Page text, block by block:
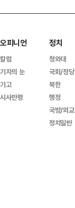
오피니언
칼럼
기자의 눈
기고
시사만평
정치
청와대
국회/정당
북한
행정
국방/외교
정치일반